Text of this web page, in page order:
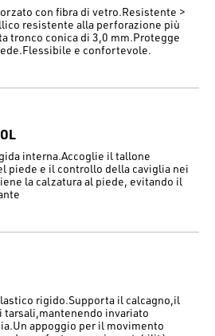
con fibra di vetro.Resistente >
resistente alla perforazione più
tronco conica di 3,0 mm.Protegge
e confortevole.
interna.Accoglie il tallone
piede e il controllo della caviglia nei
la calzatura al piede, evitando il
rigido.Supporta il calcagno,il
invariato
appoggio per il movimento